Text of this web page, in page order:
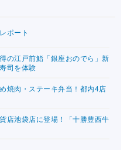
ポート
の江戸前鮨「銀座おのでら」新
司を体験
焼肉・ステーキ弁当！都内4店
店池袋店に登場！「十勝豊西牛